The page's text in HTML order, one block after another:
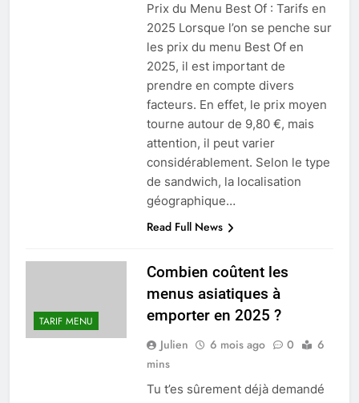
Prix du Menu Best Of : Tarifs en
2025 Lorsque l’on se penche sur
les prix du menu Best Of en
2025, il est important de
prendre en compte divers
facteurs. En effet, le prix moyen
tourne autour de 9,80 €, mais
attention, il peut varier
considérablement. Selon le type
de sandwich, la localisation
géographique…
Read Full News
TARIF MENU
Combien coûtent les
menus asiatiques à
emporter en 2025 ?
Julien 6 mois ago 0
6
mins
Tu t’es sûrement déjà demandé